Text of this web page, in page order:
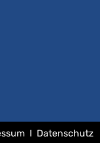
I Datenschutz